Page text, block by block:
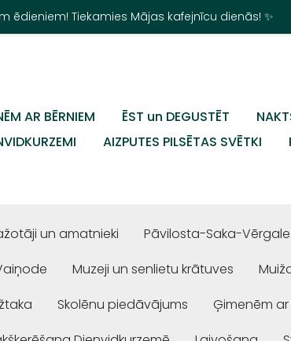
ēdieniem! Tiekamies Mājas kafejnīcu dienās! ✨
AR BĒRNIEM ĒST un DEGUSTĒT
AIZPUTES PILSĒTAS SVĒTKI
un amatnieki Pāvilosta-Saka-Vērgale
Muzeji un senlietu krātuves
Skolēnu piedāvājums Ģimenēm